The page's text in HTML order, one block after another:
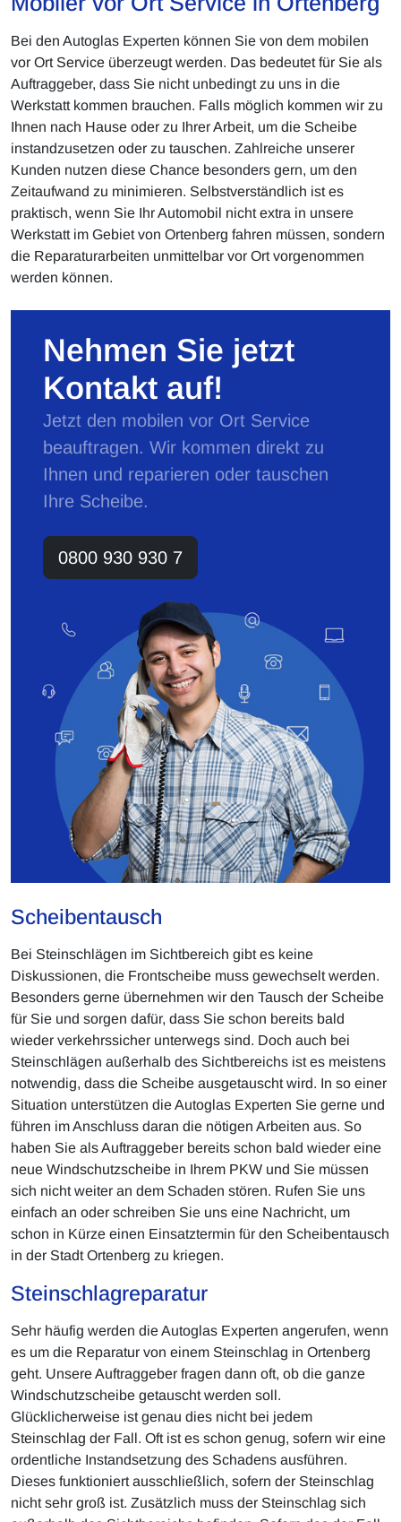
Bei den Autoglas Experten können Sie von dem mobilen
vor Ort Service überzeugt werden. Das bedeutet für Sie als
Auftraggeber, dass Sie nicht unbedingt zu uns in die
Werkstatt kommen brauchen. Falls möglich kommen wir zu
Ihnen nach Hause oder zu Ihrer Arbeit, um die Scheibe
instandzusetzen oder zu tauschen. Zahlreiche unserer
Kunden nutzen diese Chance besonders gern, um den
Zeitaufwand zu minimieren. Selbstverständlich ist es
praktisch, wenn Sie Ihr Automobil nicht extra in unsere
Werkstatt im Gebiet von Ortenberg fahren müssen, sondern
die Reparaturarbeiten unmittelbar vor Ort vorgenommen
werden können.
Nehmen Sie jetzt
Kontakt auf!
Jetzt den mobilen vor Ort Service
beauftragen. Wir kommen direkt zu
Ihnen und reparieren oder tauschen
Ihre Scheibe.
0800 930 930 7
Scheibentausch
Bei Steinschlägen im Sichtbereich gibt es keine
Diskussionen, die Frontscheibe muss gewechselt werden.
Besonders gerne übernehmen wir den Tausch der Scheibe
für Sie und sorgen dafür, dass Sie schon bereits bald
wieder verkehrssicher unterwegs sind. Doch auch bei
Steinschlägen außerhalb des Sichtbereichs ist es meistens
notwendig, dass die Scheibe ausgetauscht wird. In so einer
Situation unterstützen die Autoglas Experten Sie gerne und
führen im Anschluss daran die nötigen Arbeiten aus. So
haben Sie als Auftraggeber bereits schon bald wieder eine
neue Windschutzscheibe in Ihrem PKW und Sie müssen
sich nicht weiter an dem Schaden stören. Rufen Sie uns
einfach an oder schreiben Sie uns eine Nachricht, um
schon in Kürze einen Einsatztermin für den Scheibentausch
in der Stadt Ortenberg zu kriegen.
Steinschlagreparatur
Sehr häufig werden die Autoglas Experten angerufen, wenn
es um die Reparatur von einem Steinschlag in Ortenberg
geht. Unsere Auftraggeber fragen dann oft, ob die ganze
Windschutzscheibe getauscht werden soll.
Glücklicherweise ist genau dies nicht bei jedem
Steinschlag der Fall. Oft ist es schon genug, sofern wir eine
ordentliche Instandsetzung des Schadens ausführen.
Dieses funktioniert ausschließlich, sofern der Steinschlag
nicht sehr groß ist. Zusätzlich muss der Steinschlag sich